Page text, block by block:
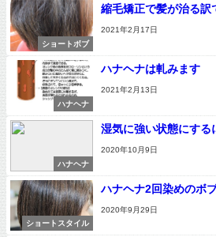
ショートボブ
縮毛矯正で髪が治る訳
2021年2月17日
ハナヘナ
ハナヘナは軋みます
2021年2月13日
ハナヘナ
湿気に強い状態にする
2020年10月9日
ショートスタイル
ハナヘナ2回染めのボ
2020年9月29日